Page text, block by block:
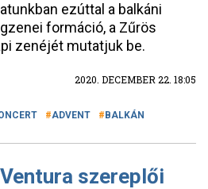
ezúttal a balkáni
formáció, a Zűrös
zenéjét mutatjuk be.
2020. DECEMBER 22. 18:05
ADVENT BALKÁN
szereplői